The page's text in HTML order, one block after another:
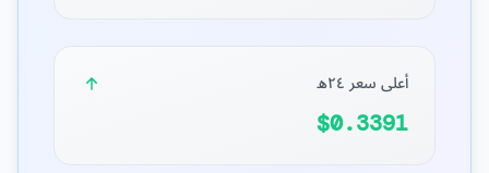
أعلى سعر ٢٤ه
$0.3391